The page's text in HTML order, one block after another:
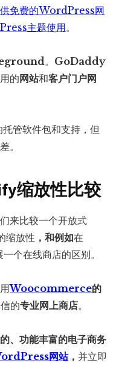
免费的WordPress网
主题使用。
。 GoDaddy
的网站和客户门户网
管软件包和支持，但
。
缩放性比较
来比较一个开放式
缩放性 ，和例如在
个在线商店的区别。
Woocommerce的
的专业网上商店。
、功能丰富的电子商务
网站，并立即